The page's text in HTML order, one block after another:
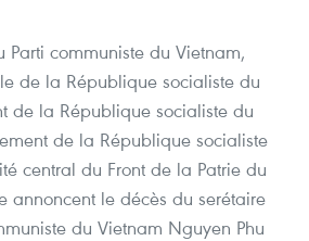
Parti communiste du Vietnam,
de la République socialiste du
de la République socialiste du
de la République socialiste
central du Front de la Patrie du
annoncent le décès du serétaire
du Vietnam Nguyen Phu